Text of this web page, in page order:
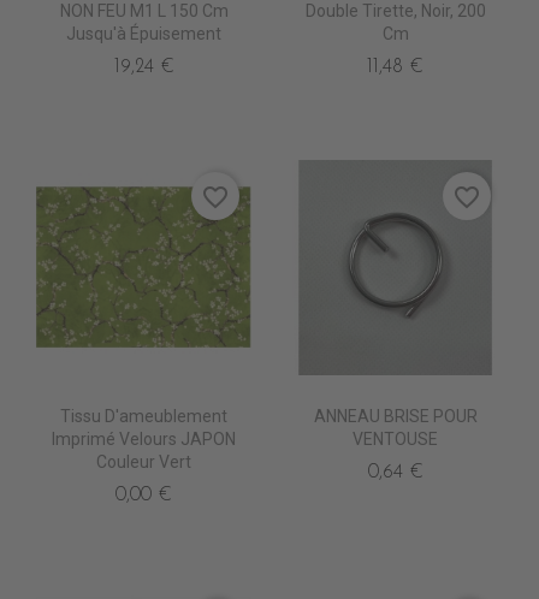
NON FEU M1 L 150 Cm
Jusqu'à Épuisement
19,24 €
Double Tirette, Noir, 200
Cm
11,48 €
Tissu D'ameublement
Imprimé Velours JAPON
Couleur Vert
0,00 €
favorite_border
ANNEAU BRISE POUR
VENTOUSE
0,64 €
favorite_border